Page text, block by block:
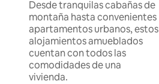
Desde tranquilas cabañas de
montaña hasta convenientes
apartamentos urbanos, estos
alojamientos amueblados
cuentan con todos las
comodidades de una
vivienda.